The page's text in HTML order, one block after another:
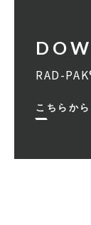
RAD-
こちらか